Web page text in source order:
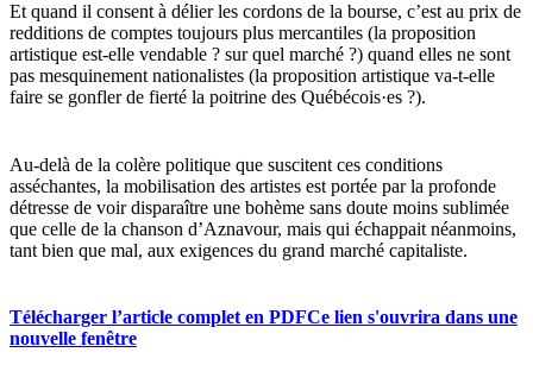
Et quand il consent à délier les cordons de la bourse, c’est au prix de
redditions de comptes toujours plus mercantiles (la proposition
artistique est-elle vendable ? sur quel marché ?) quand elles ne sont
pas mesquinement nationalistes (la proposition artistique va-t-elle
faire se gonfler de fierté la poitrine des Québécois·es ?).
Au-delà de la colère politique que suscitent ces conditions
asséchantes, la mobilisation des artistes est portée par la profonde
détresse de voir disparaître une bohème sans doute moins sublimée
que celle de la chanson d’Aznavour, mais qui échappait néanmoins,
tant bien que mal, aux exigences du grand marché capitaliste.
Télécharger l’article complet en PDFCe lien s'ouvrira dans une
nouvelle fenêtre